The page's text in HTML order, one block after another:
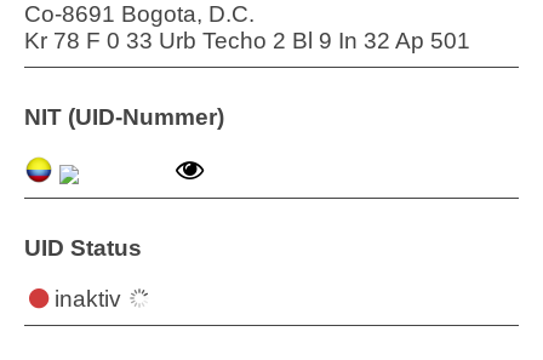
Co-8691 Bogota, D.C.
Kr 78 F 0 33 Urb Techo 2 Bl 9 In 32 Ap 501
NIT (UID-Nummer)
UID Status
inaktiv